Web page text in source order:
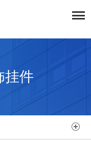
挂件
